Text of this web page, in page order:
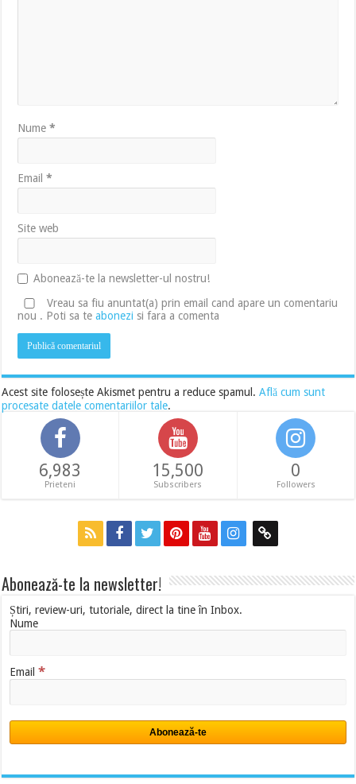
Nume*
Email*
Site web
Abonează-te la newsletter-ul nostru!
Vreau sa fiu anuntat(a) prin email cand apare un comentariu
nou . Poti sa teabonezi si fara a comenta
Acest site folosește Akismet pentru a reduce spamul.Află cum sunt
procesate datele comentariilor tale.
6,983
Prieteni
15,500
Subscribers
0
Followers
Abonează-te la newsletter!
Știri, review-uri, tutoriale, direct la tine în Inbox.
Nume
Email*